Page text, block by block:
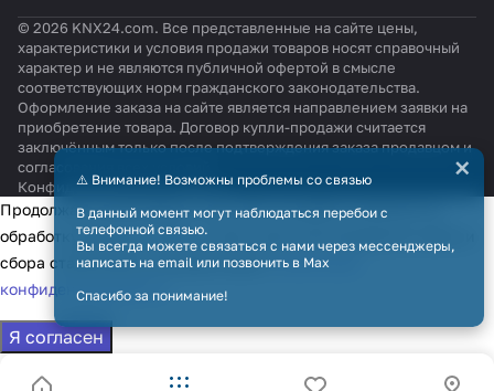
© 2026 KNX24.com. Все представленные на сайте цены,
характеристики и условия продажи товаров носят справочный
характер и не являются публичной офертой в смысле
соответствующих норм гражданского законодательства.
Оформление заказа на сайте является направлением заявки на
приобретение товара. Договор купли-продажи считается
заключённым только после подтверждения заказа продавцом и
согласования всех условий.
КонфиденциальностьОферта
⚠️ Внимание! Возможны проблемы со связью
В данный момент могут наблюдаться перебои с
телефонной связью.
Вы всегда можете связаться с нами через мессенджеры,
написать на email или позвонить в Max
Спасибо за понимание!
×
Продолжая использовать наш сайт, вы даёте согласие на
обработку файлов cookie в целях функционирования сайта и
сбора статистики в соответствии сполитикой
конфиденциальности
Я согласен